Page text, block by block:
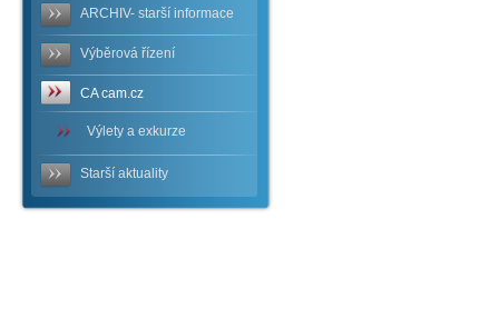
ARCHIV- starší informace
Výběrová řízení
CA cam.cz
Výlety a exkurze
Starší aktuality